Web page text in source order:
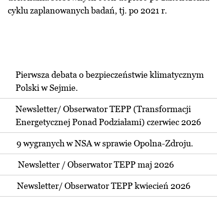
cyklu zaplanowanych badań, tj. po 2021 r.
Pierwsza debata o bezpieczeństwie klimatycznym
Polski w Sejmie.
Newsletter/ Obserwator TEPP (Transformacji
Energetycznej Ponad Podziałami) czerwiec 2026
9 wygranych w NSA w sprawie Opolna-Zdroju.
Newsletter / Obserwator TEPP maj 2026
Newsletter/ Obserwator TEPP kwiecień 2026